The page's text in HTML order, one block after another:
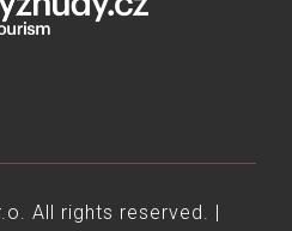
All rights reserved. |